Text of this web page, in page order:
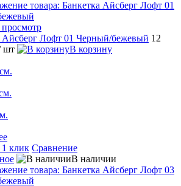
Айсберг Лофт 01 Черный/бежевый 12
шт
В корзину
клик Сравнение
В наличии